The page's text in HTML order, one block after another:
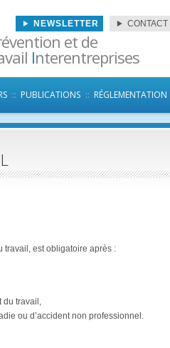
et de
Interentreprises
NEWSLETTER CONTACT
Aller au contenu
PUBLICATIONS RÉGLEMENTATION
travail, est obligatoire après :
du travail,
ou d’accident non professionnel.